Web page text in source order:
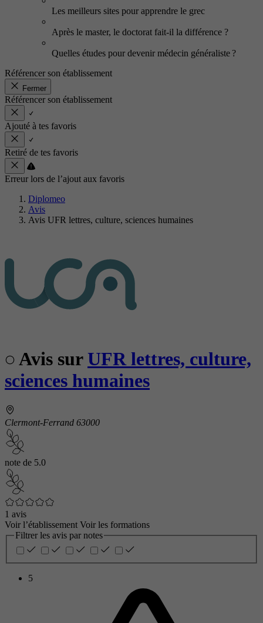
Les meilleurs sites pour apprendre le grec
Après le master, le doctorat fait-il la différence ?
Quelles études pour devenir médecin généraliste ?
Référencer son établissement
Fermer
Référencer son établissement
Ajouté à tes favoris
Retiré de tes favoris
Erreur lors de l’ajout aux favoris
Diplomeo
Avis
Avis UFR lettres, culture, sciences humaines
Avis sur UFR lettres, culture,
sciences humaines
Clermont-Ferrand 63000
note de 5.0
1 avis
Voir l’établissement Voir les formations
Filtrer les avis par notes
5